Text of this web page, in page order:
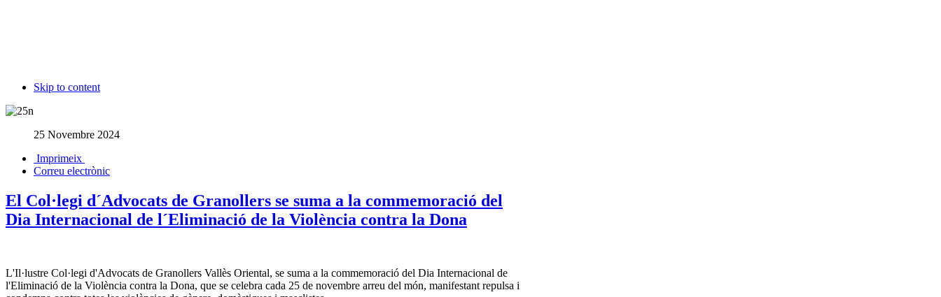
Skip to content
25 Novembre 2024
Imprimeix
Correu electrònic
El Col·legi d´Advocats de Granollers se suma a la commemoració del
Dia Internacional de l´Eliminació de la Violència contra la Dona
L'Il·lustre Col·legi d'Advocats de Granollers Vallès Oriental, se suma a la commemoració del Dia Internacional de
l'Eliminació de la Violència contra la Dona, que se celebra cada 25 de novembre arreu del món, manifestant repulsa i